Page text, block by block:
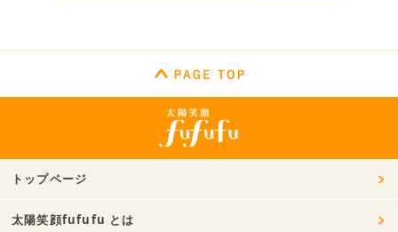
トップページ
太陽笑顔fufufu とは